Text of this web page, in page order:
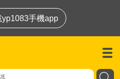
yp1083手機app